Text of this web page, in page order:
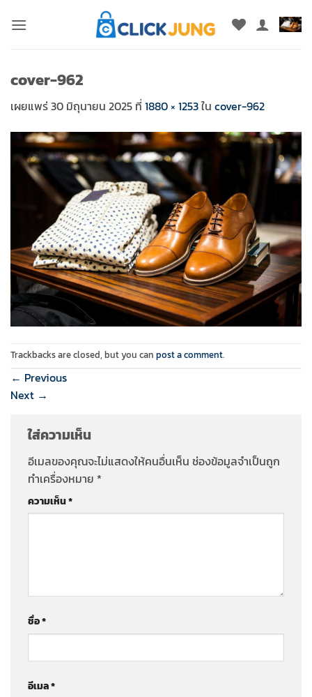
cover-962
เผยแพร่30 มิถุนายน 2025 ที่ 1880 × 1253ใน cover-962
Trackbacks are closed, but you can post a comment.
← Previous
Next →
ใส่ความเห็น
อีเมลของคุณจะไม่แสดงให้คนอื่นเห็น ช่องข้อมูลจำเป็นถูก
ทำเครื่องหมาย *
ความเห็น*
ชื่อ*
อีเมล*